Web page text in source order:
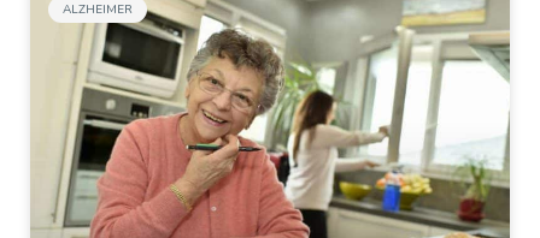
ALZHEIMER